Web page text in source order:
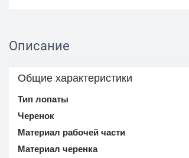
Описание
Общие характеристики
Тип лопаты
Черенок
Материал рабочей части
Материал черенка